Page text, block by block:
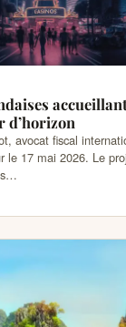
d’horizon
avocat fiscal
le 17 mai 2026. Le